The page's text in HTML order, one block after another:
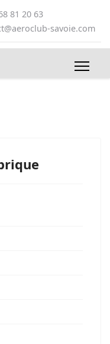
81 20 63
savoie.com